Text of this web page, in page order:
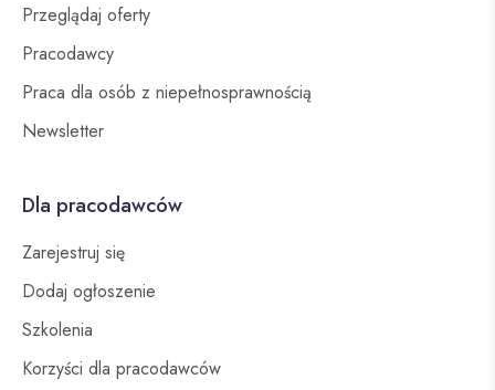
Przeglądaj oferty
Pracodawcy
Praca dla osób z niepełnosprawnością
Newsletter
Dla pracodawców
Zarejestruj się
Dodaj ogłoszenie
Szkolenia
Korzyści dla pracodawców